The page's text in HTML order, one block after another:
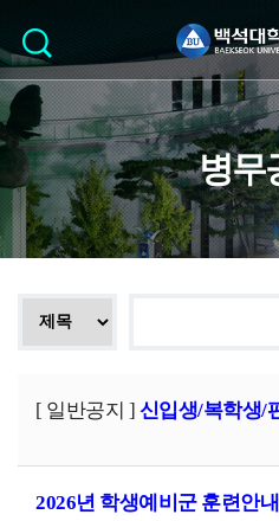
병무
[ 일반공지 ] 신입생/복학생/편입생
2026년 학생예비군 훈련안내